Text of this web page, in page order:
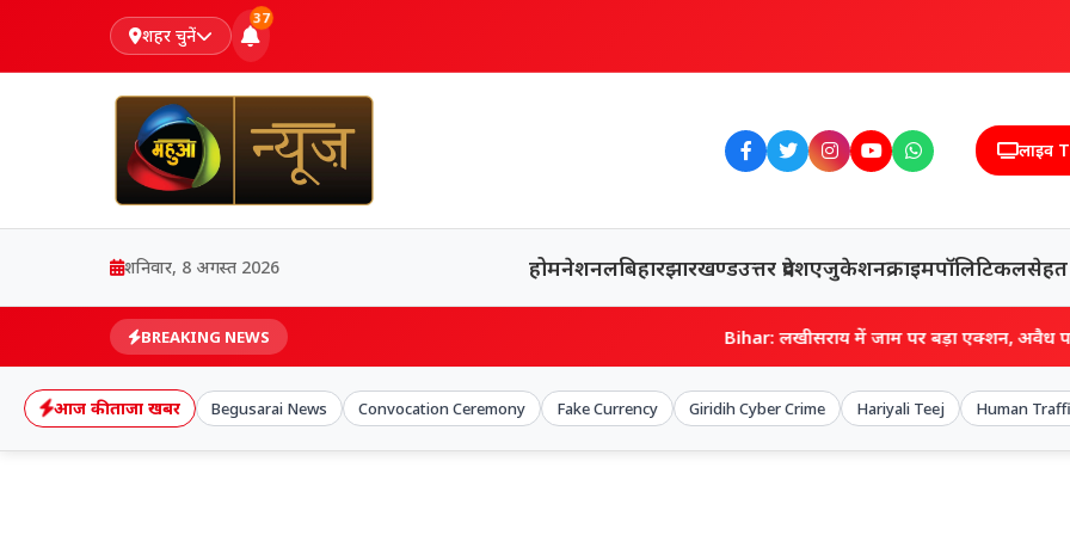
शहर चुनें
37
लाइव
शनिवार, 8 अगस्त 2026 होमनेशनलबिहारझारखण्डउत्तर प्रदेशएजुकेशनक्राइमपॉलिटिकलसेहत
BREAKING NEWS Bihar: लखीसराय में जाम पर बड़ा एक्शन, अवैध पार्किंग और अतिक्रमण पर चला
आज की ताजा खबर Begusarai News Convocation Ceremony Fake Currency Giridih Cyber Crime Hariyali Teej Human